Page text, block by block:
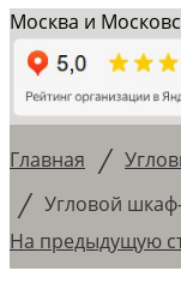
Москва и
Главная /
/ Угловой
На предыдущую